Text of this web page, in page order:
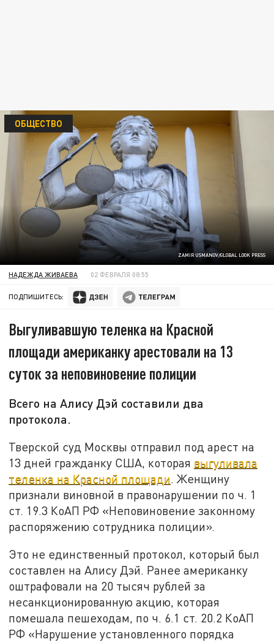
ZAMIR USMANOV/GLOBAL LOOK PRESS
ОБЩЕСТВО
НАДЕЖДА ЖИВАЕВА 02 ФЕВРАЛЯ 08:55
ПОДПИШИТЕСЬ:
Выгуливавшую теленка на Красной
площади американку арестовали на 13
суток за неповиновение полиции
Всего на Алису Дэй составили два
протокола.
Тверской суд Москвы отправил под арест на
13 дней гражданку США, которая выгуливала
теленка на Красной площади. Женщину
признали виновной в правонарушении по ч. 1
ст. 19.3 КоАП РФ «Неповиновение законному
распоряжению сотрудника полиции».
Это не единственный протокол, который был
составлен на Алису Дэй. Ранее американку
оштрафовали на 20 тысяч рублей за
несанкционированную акцию, которая
помешала пешеходам, по ч. 6.1 ст. 20.2 КоАП
РФ «Нарушение установленного порядка